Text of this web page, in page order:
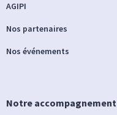
AGIPI
Nos partenaires
Nos événements
Notre accompagnement